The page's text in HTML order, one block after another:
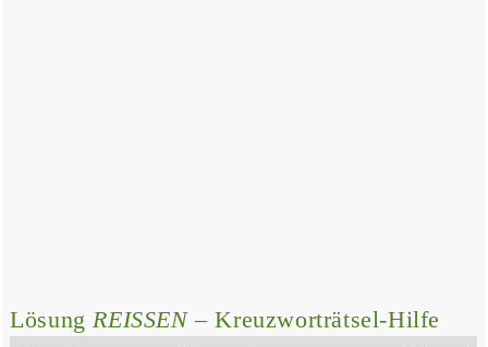
LösungREISSEN– Kreuzworträtsel-Hilfe